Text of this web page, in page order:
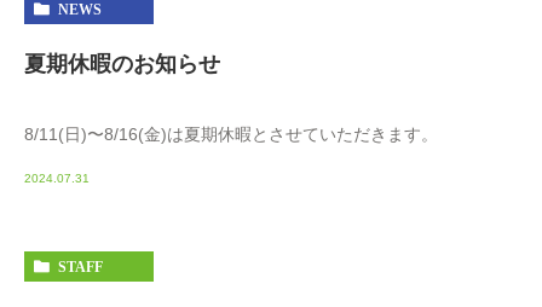
NEWS
夏期休暇のお知らせ
8/11(日)〜8/16(金)は夏期休暇とさせていただきます。
2024.07.31
STAFF